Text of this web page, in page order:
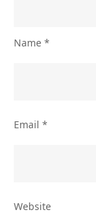
Name *
Email *
Website